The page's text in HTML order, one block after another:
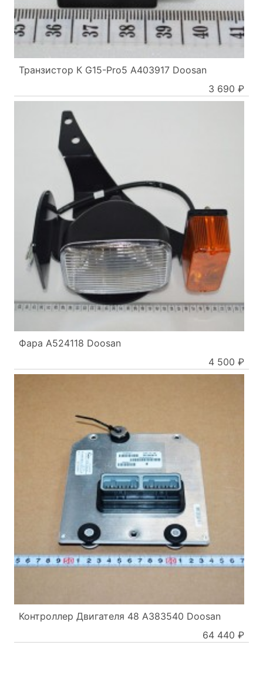
Транзистор К G15-Pro5 A403917 Doosan
3 690 ₽
Фара A524118 Doosan
4 500 ₽
Контроллер Двигателя 48 A383540 Doosan
64 440 ₽